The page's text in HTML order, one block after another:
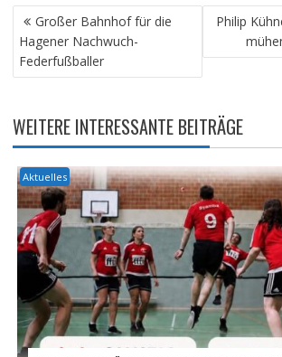
BEITRAGSNAVIGATION
Großer Bahnhof für die
Hagener Nachwuch-
Federfußballer
Philip
WEITERE INTERESSANTE BEITRÄGE
Aktuelles